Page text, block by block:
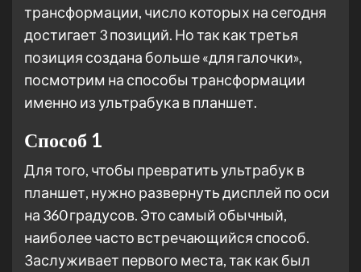
трансформации, число которых на сегодня
достигает 3 позиций. Но так как третья
позиция создана больше «для галочки»,
посмотрим на способы трансформации
именно из ультрабука в планшет.
Способ 1
Для того, чтобы превратить ультрабук в
планшет, нужно развернуть дисплей по оси
на 360 градусов. Это самый обычный,
наиболее часто встречающийся способ.
Заслуживает первого места, так как был